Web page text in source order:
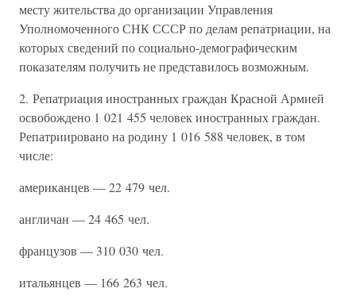
месту жительства до организации Управления
Уполномоченного СНК СССР по делам репатриации, на
которых сведений по социально-демографическим
показателям получить не представилось возможным.
2. Репатриация иностранных граждан Красной Армией
освобождено 1 021 455 человек иностранных граждан.
Репатриировано на родину 1 016 588 человек, в том
числе:
американцев — 22 479 чел.
англичан — 24 465 чел.
французов — 310 030 чел.
итальянцев — 166 263 чел.